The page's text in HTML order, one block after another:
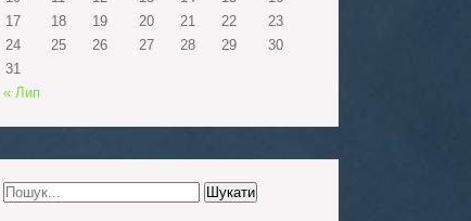
17
18 19 20 21 22
23
24
25 26 27 28 29
30
31
« Лип